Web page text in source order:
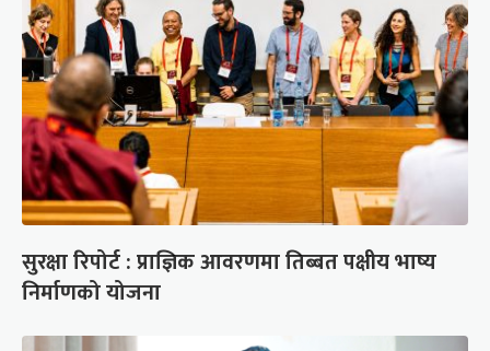
सुरक्षा रिपोर्ट : प्राज्ञिक आवरणमा तिब्बत पक्षीय भाष्य
निर्माणको योजना